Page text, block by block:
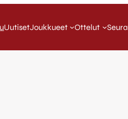
UutisetJoukkueet Ottelut Seura